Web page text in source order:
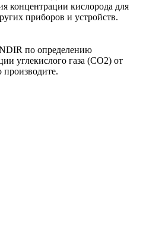
концентрации кислорода для
приборов и устройств.
по определению
углекислого газа (СО2) от
производите.